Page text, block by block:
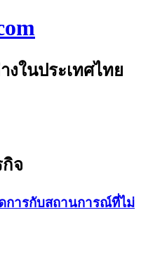
ในประเทศไทย
จ
การกับสถานการณ์ที่ไม่